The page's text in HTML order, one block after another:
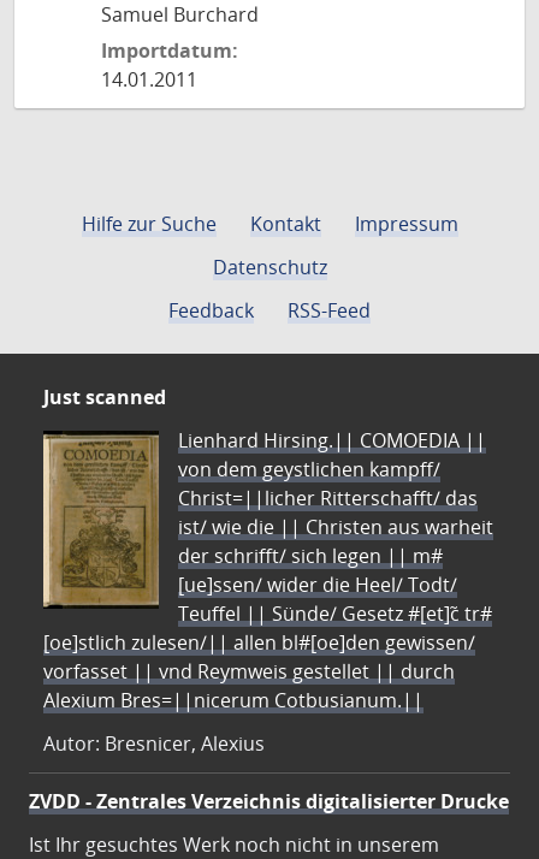
Samuel Burchard
Importdatum:
14.01.2011
Hilfe zur Suche Kontakt
Impressum
Datenschutz
Feedback
RSS-Feed
Just scanned
Lienhard Hirsing.|| COMOEDIA ||
von dem geystlichen kampff/
Christ=||licher Ritterschafft/ das
ist/ wie die || Christen aus warheit
der schrifft/ sich legen || m#
[ue]ssen/ wider die Heel/ Todt/
Teuffel || Sünde/ Gesetz #[et]c̃ tr#
[oe]stlich zulesen/|| allen bl#[oe]den gewissen/
vorfasset || vnd Reymweis gestellet || durch
Alexium Bres=||nicerum Cotbusianum.||
Autor: Bresnicer, Alexius
ZVDD - Zentrales Verzeichnis digitalisierter Drucke
Ist Ihr gesuchtes Werk noch nicht in unserem